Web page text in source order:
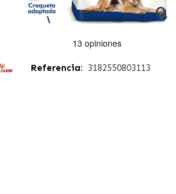
Referencia: 3182550803113